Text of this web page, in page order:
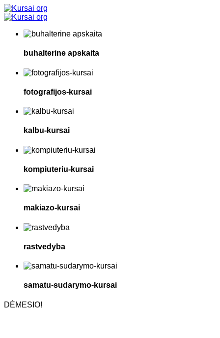
buhalterine apskaita
fotografijos-kursai
kalbu-kursai
kompiuteriu-kursai
makiazo-kursai
rastvedyba
samatu-sudarymo-kursai
DĖMESIO!